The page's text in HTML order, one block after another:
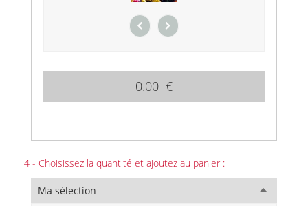
0.00 €
4 - Choisissez la quantité et ajoutez au panier :
Ma sélection